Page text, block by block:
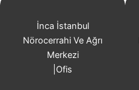
İnca İstanbul
Nörocerrahi Ve Ağrı
Merkezi
Ofis